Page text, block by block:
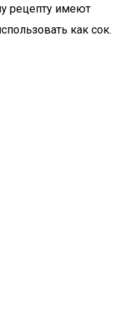
рецепту имеют
как сок.